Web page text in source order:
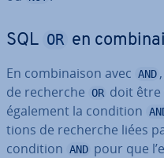
SQL OR en
En com­bi­nai­son avec AND
de recherche OR doit être
également la condition
tions de recherche liées
condition AND pour que